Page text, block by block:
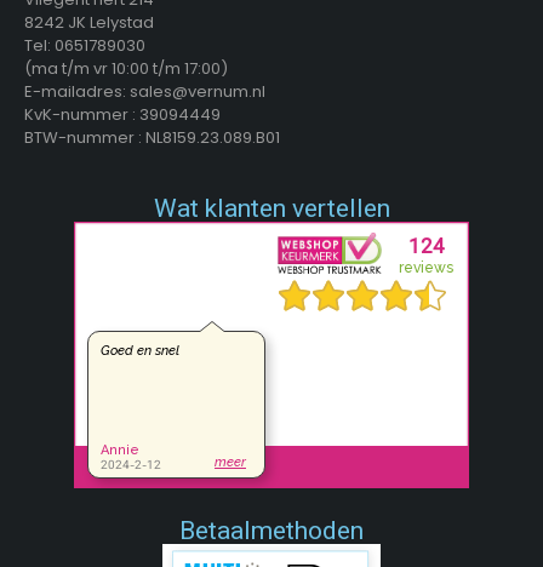
8242 JK Lelystad
Tel: 0651789030
(ma t/m vr 10:00 t/m 17:00)
E-mailadres: sales@vernum.nl
KvK-nummer : 39094449
BTW-nummer : NL8159.23.089.B01
Wat klanten vertellen
Betaalmethoden